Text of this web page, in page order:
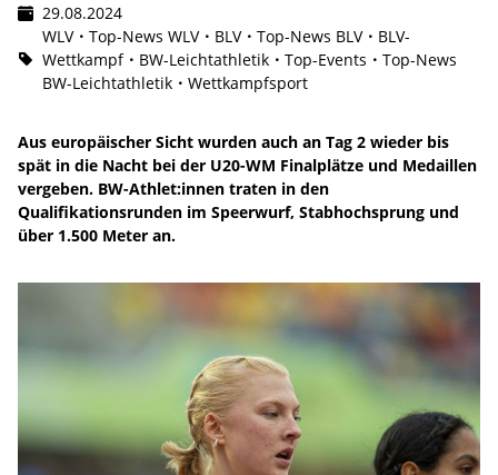
29.08.2024
WLV
Top-News WLV BLV Top-News BLV
BLV-
Wettkampf
BW-Leichtathletik Top-Events
Top-News
BW-Leichtathletik
Wettkampfsport
Aus europäischer Sicht wurden auch an Tag 2 wieder bis
spät in die Nacht bei der U20-WM Finalplätze und Medaillen
vergeben. BW-Athlet:innen traten in den
Qualifikationsrunden im Speerwurf, Stabhochsprung und
über 1.500 Meter an.